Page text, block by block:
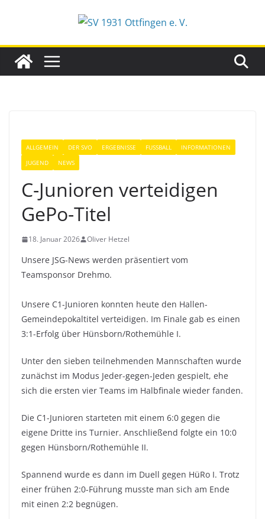
ALLGEMEIN DER SVO ERGEBNISSE FUSSBALL
INFORMATIONEN
JUGEND
NEWS
C-Junioren verteidigen
GePo-Titel
18. Januar 2026 Oliver Hetzel
Unsere JSG-News werden präsentiert vom
Teamsponsor Drehmo.
Unsere C1-Junioren konnten heute den Hallen-
Gemeindepokaltitel verteidigen. Im Finale gab es einen
3:1-Erfolg über Hünsborn/Rothemühle I.
Unter den sieben teilnehmenden Mannschaften wurde
zunächst im Modus Jeder-gegen-Jeden gespielt, ehe
sich die ersten vier Teams im Halbfinale wieder fanden.
Die C1-Junioren starteten mit einem 6:0 gegen die
eigene Dritte ins Turnier. Anschließend folgte ein 10:0
gegen Hünsborn/Rothemühle II.
Spannend wurde es dann im Duell gegen HüRo I. Trotz
einer frühen 2:0-Führung musste man sich am Ende
mit einen 2:2 begnügen.